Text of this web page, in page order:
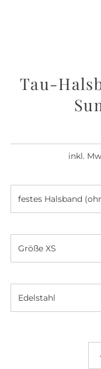
Tau-
inkl.